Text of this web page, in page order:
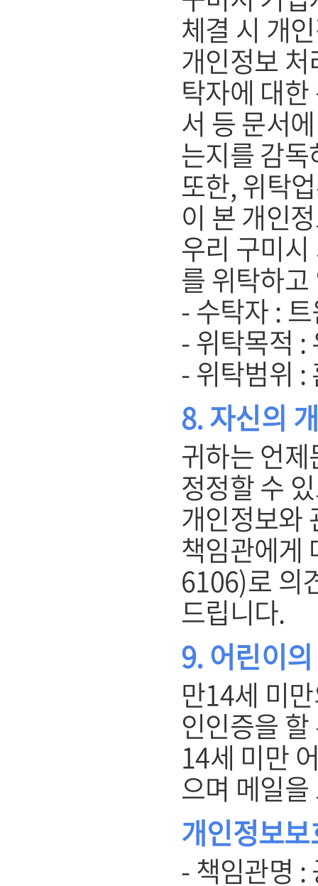
체결 시 개
개인정보
탁자에 대
서 등 문서
는지를 감
또한, 위탁
이 본 개인
우리 구미
를 위탁하
- 수탁자 :
- 위탁목적 :
- 위탁범위 :
8. 자신의
귀하는 언
정정할 수
개인정보와
책임관에
6106)로 의
드립니다.
9. 어린이
만14세 미
인인증을
14세 미만
으며 메일
개인정보
- 책임관명 :